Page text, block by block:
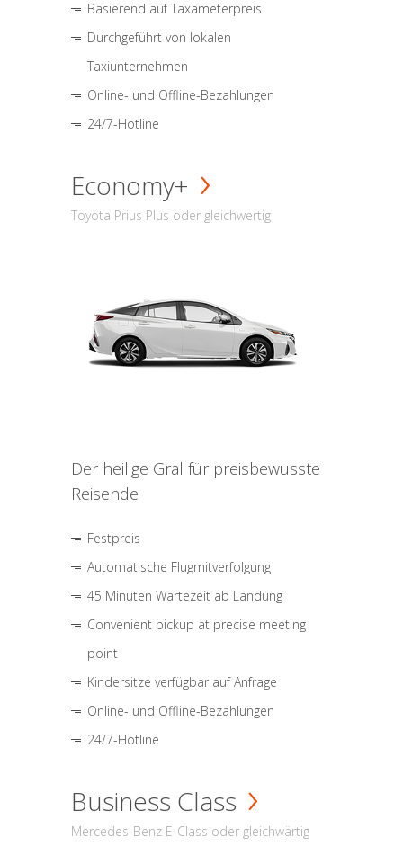
Basierend auf Taxameterpreis
Durchgeführt von lokalen
Taxiunternehmen
Online- und Offline-Bezahlungen
24/7-Hotline
Economy+
Toyota Prius Plus oder gleichwertig
Der heilige Gral für preisbewusste
Reisende
Festpreis
Automatische Flugmitverfolgung
45 Minuten Wartezeit ab Landung
Convenient pickup at precise meeting
point
Kindersitze verfügbar auf Anfrage
Online- und Offline-Bezahlungen
24/7-Hotline
Business Class
Mercedes-Benz E-Class oder gleichwärtig